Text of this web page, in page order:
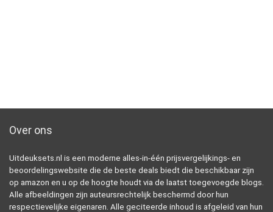
Over ons
Uitdeuksets.nl is een moderne alles-in-één prijsvergelijkings- en
beoordelingswebsite die de beste deals biedt die beschikbaar zijn
op amazon en u op de hoogte houdt via de laatst toegevoegde blogs.
Alle afbeeldingen zijn auteursrechtelijk beschermd door hun
respectievelijke eigenaren. Alle geciteerde inhoud is afgeleid van hun